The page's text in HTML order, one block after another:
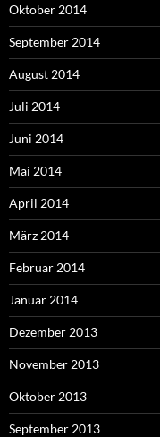
Oktober 2014
September 2014
August 2014
Juli 2014
Juni 2014
Mai 2014
April 2014
März 2014
Februar 2014
Januar 2014
Dezember 2013
November 2013
Oktober 2013
September 2013